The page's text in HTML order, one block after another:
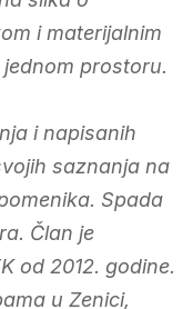
i materijalnim
prostoru.
i napisanih
saznanja na
Spada
Član je
od 2012. godine.
u Zenici,